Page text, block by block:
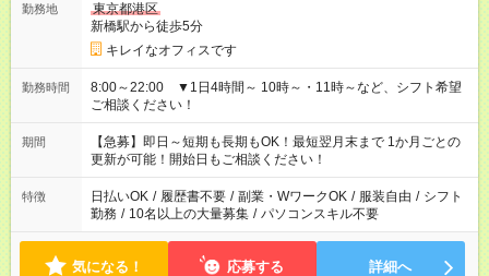
勤務地
東京都港区
新橋駅から徒歩5分
キレイなオフィスです
勤務時間
8:00～22:00 ▼1日4時間～ 10時～・11時～など、シフト希望
ご相談ください！
期間
【急募】即日～短期も長期もOK！最短翌月末まで 1か月ごとの
更新が可能！開始日もご相談ください！
特徴 日払いOK / 履歴書不要 / 副業・WワークOK / 服装自由 / シフト
勤務 / 10名以上の大量募集 / パソコンスキル不要
気になる！ 応募する 詳細へ